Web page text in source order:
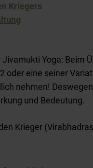
Kriegers
Jivamukti Yoga: Beim
oder eine seiner
nehmen!
und Bedeutung.
Krieger